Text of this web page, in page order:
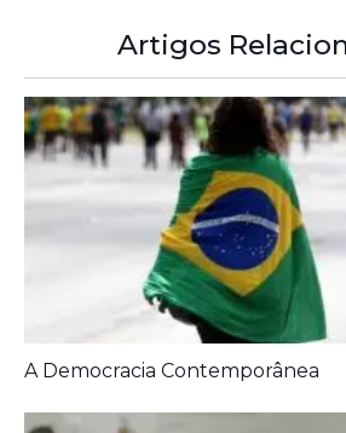
Artigos
A Democracia Contemporânea